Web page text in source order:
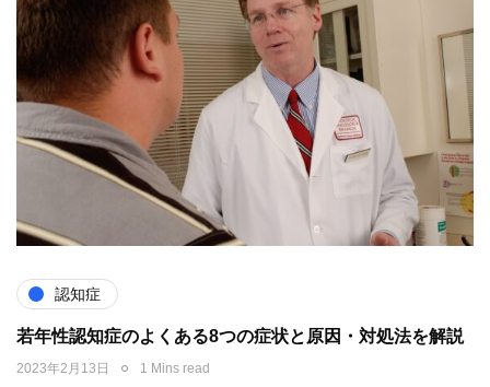
認知症
若年性認知症のよくある8つの症状と原因・対処法を解説
2023年2月13日 1 Mins read